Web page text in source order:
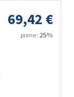
69,42 €
prime : 25%